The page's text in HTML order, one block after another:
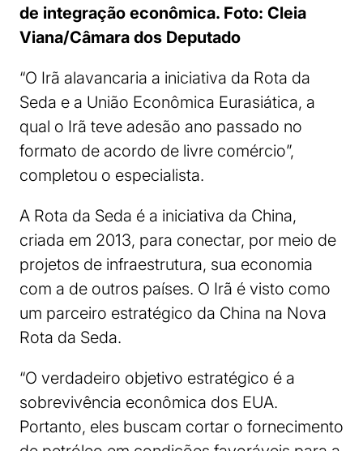
de integração econômica. Foto: Cleia
Viana/Câmara dos Deputado
“O Irã alavancaria a iniciativa da Rota da
Seda e a União Econômica Eurasiática, a
qual o Irã teve adesão ano passado no
formato de acordo de livre comércio”,
completou o especialista.
A Rota da Seda é a iniciativa da China,
criada em 2013, para conectar, por meio de
projetos de infraestrutura, sua economia
com a de outros países. O Irã é visto como
um parceiro estratégico da China na Nova
Rota da Seda.
“O verdadeiro objetivo estratégico é a
sobrevivência econômica dos EUA.
Portanto, eles buscam cortar o fornecimento